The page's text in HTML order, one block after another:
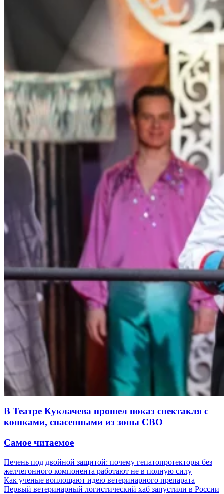
В Театре Куклачева прошел показ спектакля с
кошками, спасенными из зоны СВО
Самое читаемое
Печень под двойной защитой: почему гепатопротекторы без
желчегонного компонента работают не в полную силу
Как ученые воплощают идею ветеринарного препарата
Первый ветеринарный логистический хаб запустили в России